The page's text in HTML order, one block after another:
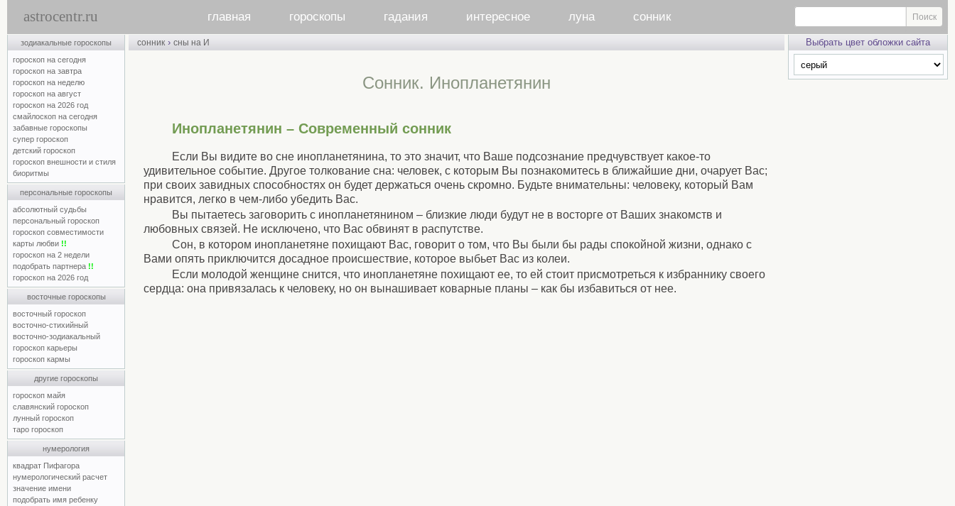
astrocentr.ru главная гороскопы гадания интересное луна сонник
зодиакальные гороскопы
гороскоп на сегодня
гороскоп на завтра
гороскоп на неделю
гороскоп на август
гороскоп на 2026 год
смайлоскоп на сегодня
забавные гороскопы
супер гороскоп
детский гороскоп
гороскоп внешности и стиля
биоритмы
персональные гороскопы
абсолютный судьбы
персональный гороскоп
гороскоп совместимости
карты любви !!
гороскоп на 2 недели
подобрать партнера !!
гороскоп на 2026 год
восточные гороскопы
восточный гороскоп
восточно-стихийный
восточно-зодиакальный
гороскоп карьеры
гороскоп кармы
другие гороскопы
гороскоп майя
славянский гороскоп
лунный гороскоп
таро гороскоп
нумерология
квадрат Пифагора
нумерологический расчет
значение имени
подобрать имя ребенку
сонник › сны на И
Cонник. Инопланетянин
Инопланетянин – Современный сонник
Если Вы видите во сне инопланетянина, то это значит, что Ваше подсознание предчувствует какое-то
удивительное событие. Другое толкование сна: человек, с которым Вы познакомитесь в ближайшие дни, очарует Вас;
при своих завидных способностях он будет держаться очень скромно. Будьте внимательны: человеку, который Вам
нравится, легко в чем-либо убедить Вас.
Вы пытаетесь заговорить с инопланетянином – близкие люди будут не в восторге от Ваших знакомств и
любовных связей. Не исключено, что Вас обвинят в распутстве.
Сон, в котором инопланетяне похищают Вас, говорит о том, что Вы были бы рады спокойной жизни, однако с
Вами опять приключится досадное происшествие, которое выбьет Вас из колеи.
Если молодой женщине снится, что инопланетяне похищают ее, то ей стоит присмотреться к избраннику своего
сердца: она привязалась к человеку, но он вынашивает коварные планы – как бы избавиться от нее.
Выбрать цвет обложки сайта